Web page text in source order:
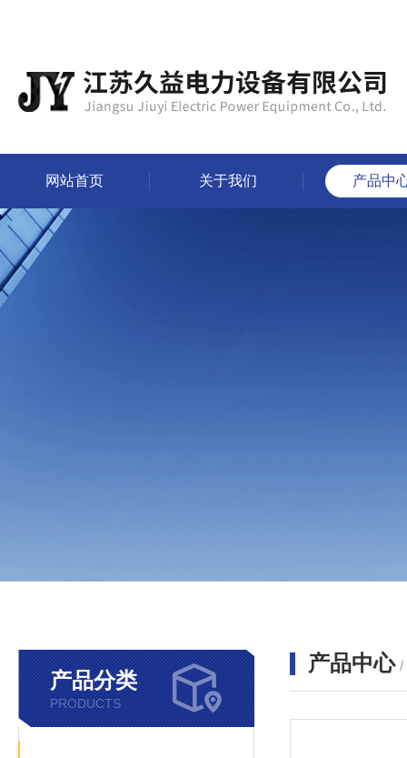
网站首页 关于我们 产品中
产品分类
PRODUCTS
产品中心 /